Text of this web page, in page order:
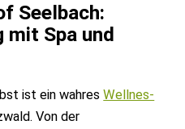
Seelbach:
mit Spa und
ist ein wahresWellnes-
Von der